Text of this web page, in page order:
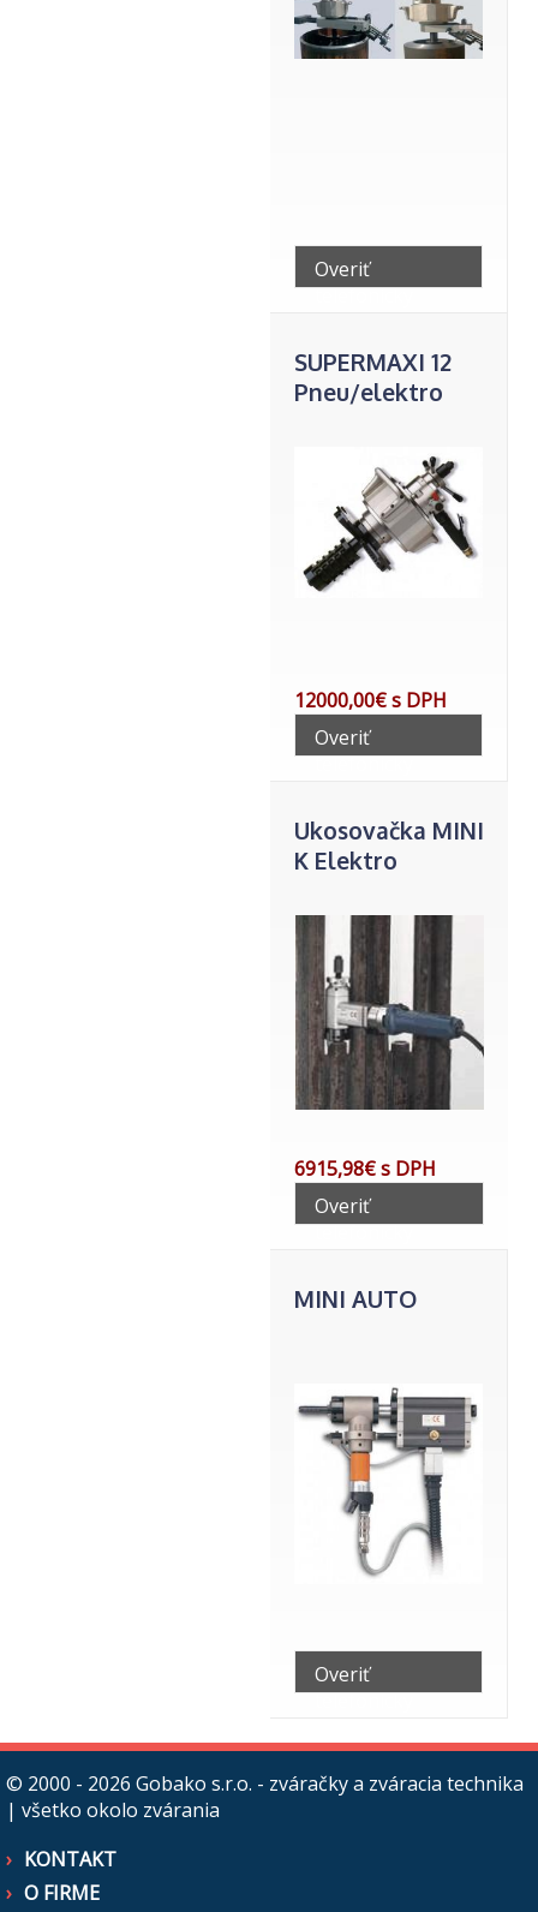
Overiť
telefonicky
SUPERMAXI 12
Pneu/elektro
12000,00€ s DPH
Overiť
telefonicky
Ukosovačka MINI
K Elektro
6915,98€ s DPH
Overiť
telefonicky
MINI AUTO
Overiť
telefonicky
© 2000 - 2026 Gobako s.r.o. - zváračky a zváracia technika
| všetko okolo zvárania
KONTAKT
O FIRME